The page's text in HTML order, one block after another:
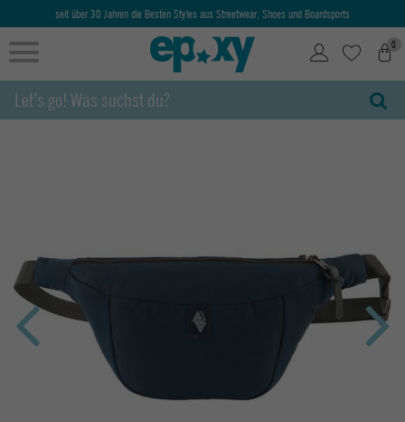
seit über 30 Jahren die Besten Styles aus Streetwear, Shoes und Boardsports
0